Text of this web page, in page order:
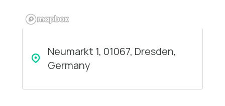
Neumarkt 1, 01067, Dresden,
Germany